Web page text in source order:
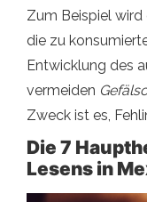
Zum Beispiel wird
die zu
Entwicklung des
vermeiden
Zweck ist es,
Die 7
Lesens in